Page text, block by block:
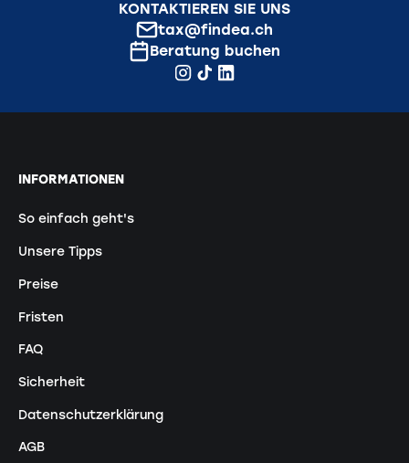
KONTAKTIEREN SIE UNS
tax@findea.ch
Beratung buchen
INFORMATIONEN
So einfach geht's
Unsere Tipps
Preise
Fristen
FAQ
Sicherheit
Datenschutzerklärung
AGB